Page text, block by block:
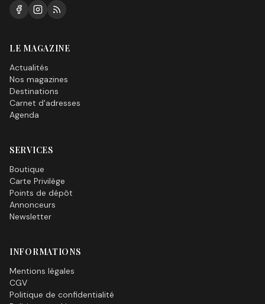
LE MAGAZINE
Actualités
Nos magazines
Destinations
Carnet d'adresses
Agenda
SERVICES
Boutique
Carte Privilège
Points de dépôt
Annonceurs
Newsletter
INFORMATIONS
Mentions légales
CGV
Politique de confidentialité